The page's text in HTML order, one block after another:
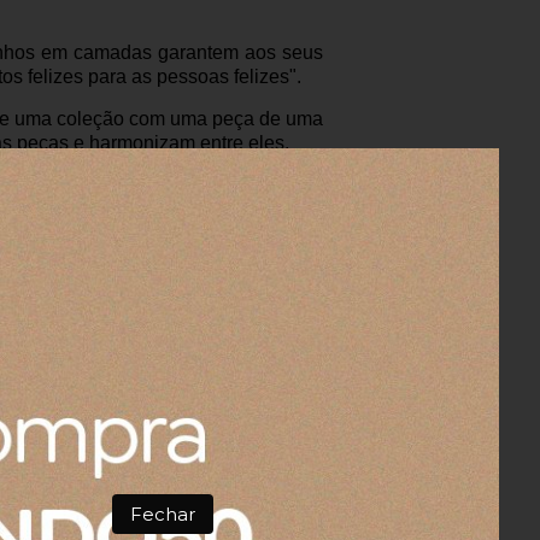
em camadas garantem aos seus
felizes para as pessoas felizes".
uma coleção com uma peça de uma
peças e harmonizam entre eles.
Fechar